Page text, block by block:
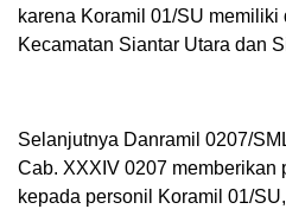
karena Koramil 01/SU
Kecamatan Siantar Utara dan
Selanjutnya Danramil 0207/
Cab. XXXIV 0207 memberikan
kepada personil Koramil 01/